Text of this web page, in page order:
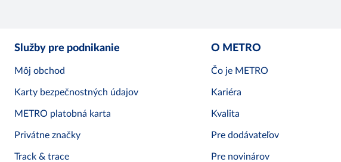
Služby pre podnikanie
Môj obchod
Karty bezpečnostných údajov
METRO platobná karta
Privátne značky
Track & trace
O METRO
Čo je METRO
Kariéra
Kvalita
Pre dodávateľov
Pre novinárov